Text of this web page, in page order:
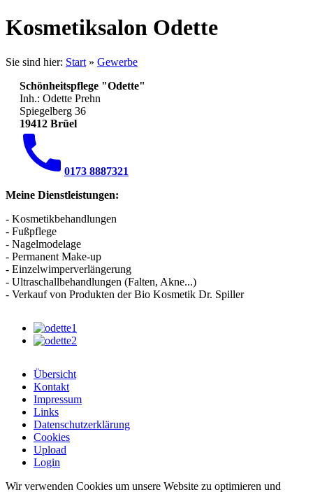
Kosmetiksalon Odette
Sie sind hier: Start » Gewerbe
Schönheitspflege "Odette"
Inh.: Odette Prehn
Spiegelberg 36
19412 Brüel
0173 8887321
Meine Dienstleistungen:
- Kosmetikbehandlungen
- Fußpflege
- Nagelmodelage
- Permanent Make-up
- Einzelwimperverlängerung
- Ultraschallbehandlungen (Falten, Akne...)
- Verkauf von Produkten der Bio Kosmetik Dr. Spiller
Übersicht
Kontakt
Impressum
Links
Datenschutzerklärung
Cookies
Upload
Login
Wir verwenden Cookies um unsere Website zu optimieren und